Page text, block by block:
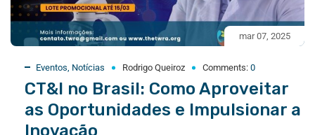
mar 07, 2025
Eventos, Notícias Rodrigo Queiroz Comments: 0
CT&I no Brasil: Como Aproveitar
as Oportunidades e Impulsionar a
Inovação